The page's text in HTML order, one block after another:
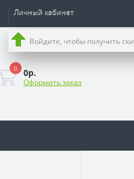
Личный кабинет
Войдите, чтобы получить
0 0р.
Оформить заказ